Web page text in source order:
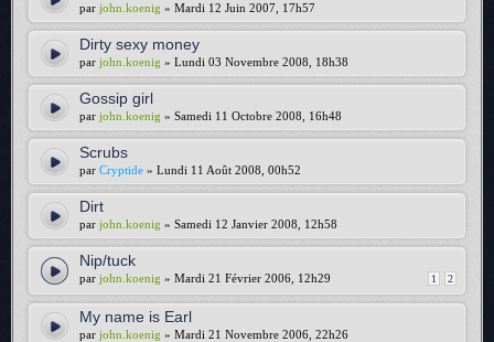
par john.koenig » Mardi 12 Juin 2007, 17h57
Dirty sexy money
par john.koenig » Lundi 03 Novembre 2008, 18h38
Gossip girl
par john.koenig » Samedi 11 Octobre 2008, 16h48
Scrubs
par Cryptide » Lundi 11 Août 2008, 00h52
Dirt
par john.koenig » Samedi 12 Janvier 2008, 12h58
Nip/tuck
1 2
par john.koenig » Mardi 21 Février 2006, 12h29
My name is Earl
par john.koenig » Mardi 21 Novembre 2006, 22h26